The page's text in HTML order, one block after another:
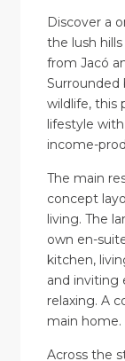
Discover a
the lush
from Jacó
Surrounded
wildlife, this
lifestyle
income-
The main
concept
living. The
own en-
kitchen,
and inviting
relaxing. A
main home.
Across the